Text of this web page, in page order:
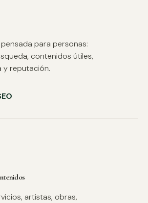
para personas:
contenidos útiles,
y reputación.
artistas, obras,